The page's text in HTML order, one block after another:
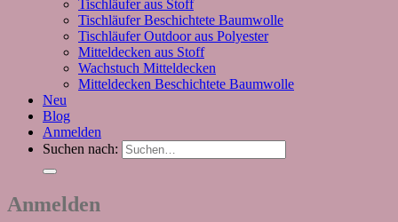
Tischläufer aus Stoff
Tischläufer Beschichtete Baumwolle
Tischläufer Outdoor aus Polyester
Mitteldecken aus Stoff
Wachstuch Mitteldecken
Mitteldecken Beschichtete Baumwolle
Neu
Blog
Anmelden
Suchen nach:
Anmelden